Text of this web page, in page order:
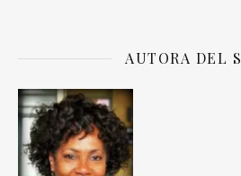
AUTORA DEL